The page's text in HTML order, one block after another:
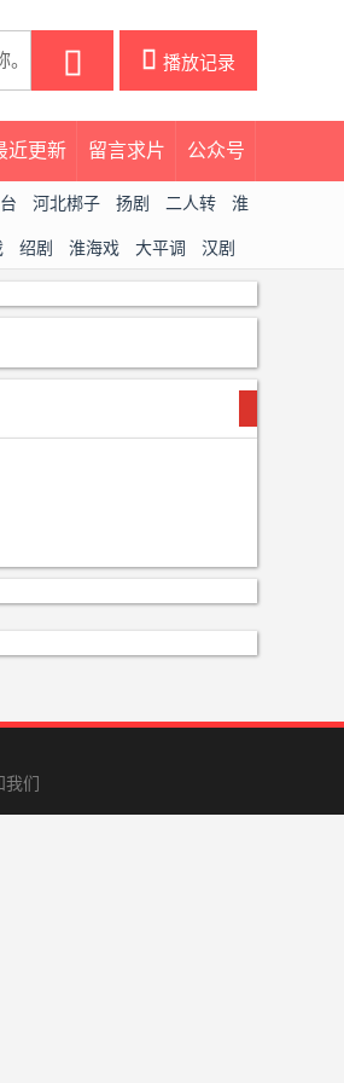
󰀒 播放记录
近更新 留言求片 公众号
河北梆子 扬剧 二人转 淮
绍剧 淮海戏 大平调 汉剧
我们